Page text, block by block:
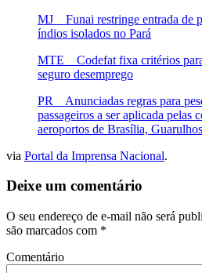
MJ Funai restringe entrada de
índios isolados no Pará
MTE Codefat fixa critérios
seguro desemprego
PR Anunciadas regras para
passageiros a ser aplicada pelas
aeroportos de Brasília,
via Portal da Imprensa Nacional.
Deixe um comentário
O seu endereço de e-mail não será
são marcados com *
Comentário